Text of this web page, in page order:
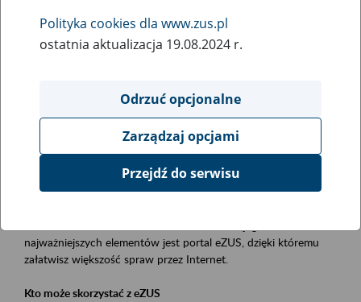
Rodzaj wydarzenia
Szkolenia
Obszar merytoryczny
obsługa klientów
Opis wydarzenia
Platforma Usług Elektronicznych ZUS eZUS
najważniejszych elementów jest portal eZUS, dzięki któremu
załatwisz większość spraw przez Internet.
Kto może skorzystać z eZUS
Polityka cookies dla www.zus.pl
ostatnia aktualizacja 19.08.2024 r.
Odrzuć opcjonalne
Zarządzaj opcjami
Przejdź do serwisu